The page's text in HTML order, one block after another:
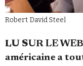
Robert David Steel
LU SUR LE
américaine a